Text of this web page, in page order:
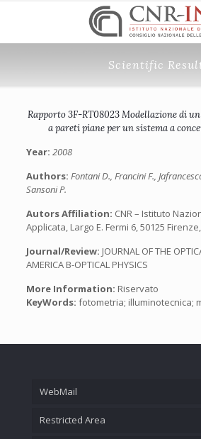
Scientific
Rapporto 3F-RT08023 Modellazione di
a pareti piane per un sistema a
Year: 2008
Authors: Fontani D., Francini F.,
Sansoni P.
Autors Affiliation: CNR – Istituto
Applicata, Largo E. Fermi 6, 50125
Journal/Review: JOURNAL OF THE
AMERICA B-OPTICAL PHYSICS
More Information: Riservato
KeyWords: fotometria; illuminotecnica;
WebMail
Restricted Area